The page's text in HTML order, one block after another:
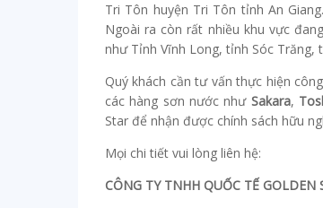
Tri Tôn huyện Tri Tôn tỉnh An Giang.
Ngoài ra còn rất nhiều khu vực
như Tỉnh Vĩnh Long, tỉnh Sóc Trăng,
Quý khách cần tư vấn thực hiện
các hàng sơn nước như Sakara,
Star để nhận được chính sách hữu
Mọi chi tiết vui lòng liên hệ:
CÔNG TY TNHH QUỐC TẾ GOLDEN